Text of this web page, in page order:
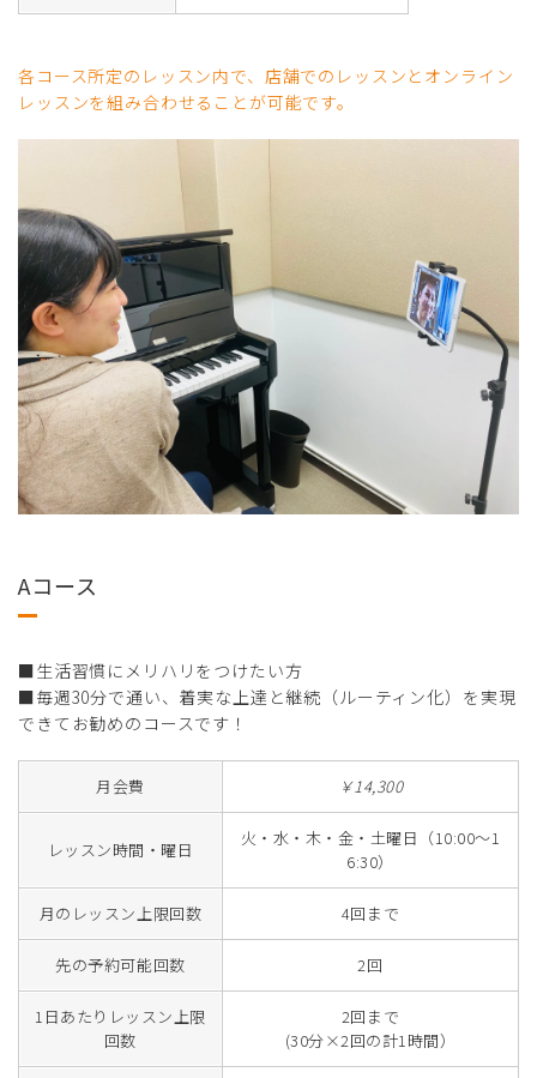
各コース所定のレッスン内で、店舗でのレッスンとオンライン
レッスンを組み合わせることが可能です。
Aコース
■生活習慣にメリハリをつけたい方
■毎週30分で通い、着実な上達と継続（ルーティン化）を実現
できてお勧めのコースです！
月会費 ￥14,300
レッスン時間・曜日
火・水・木・金・土曜日（10:00～1
6:30）
月のレッスン上限回数 4回まで
先の予約可能回数 2回
1日あたりレッスン上限
回数
2回まで
(30分×2回の計1時間）